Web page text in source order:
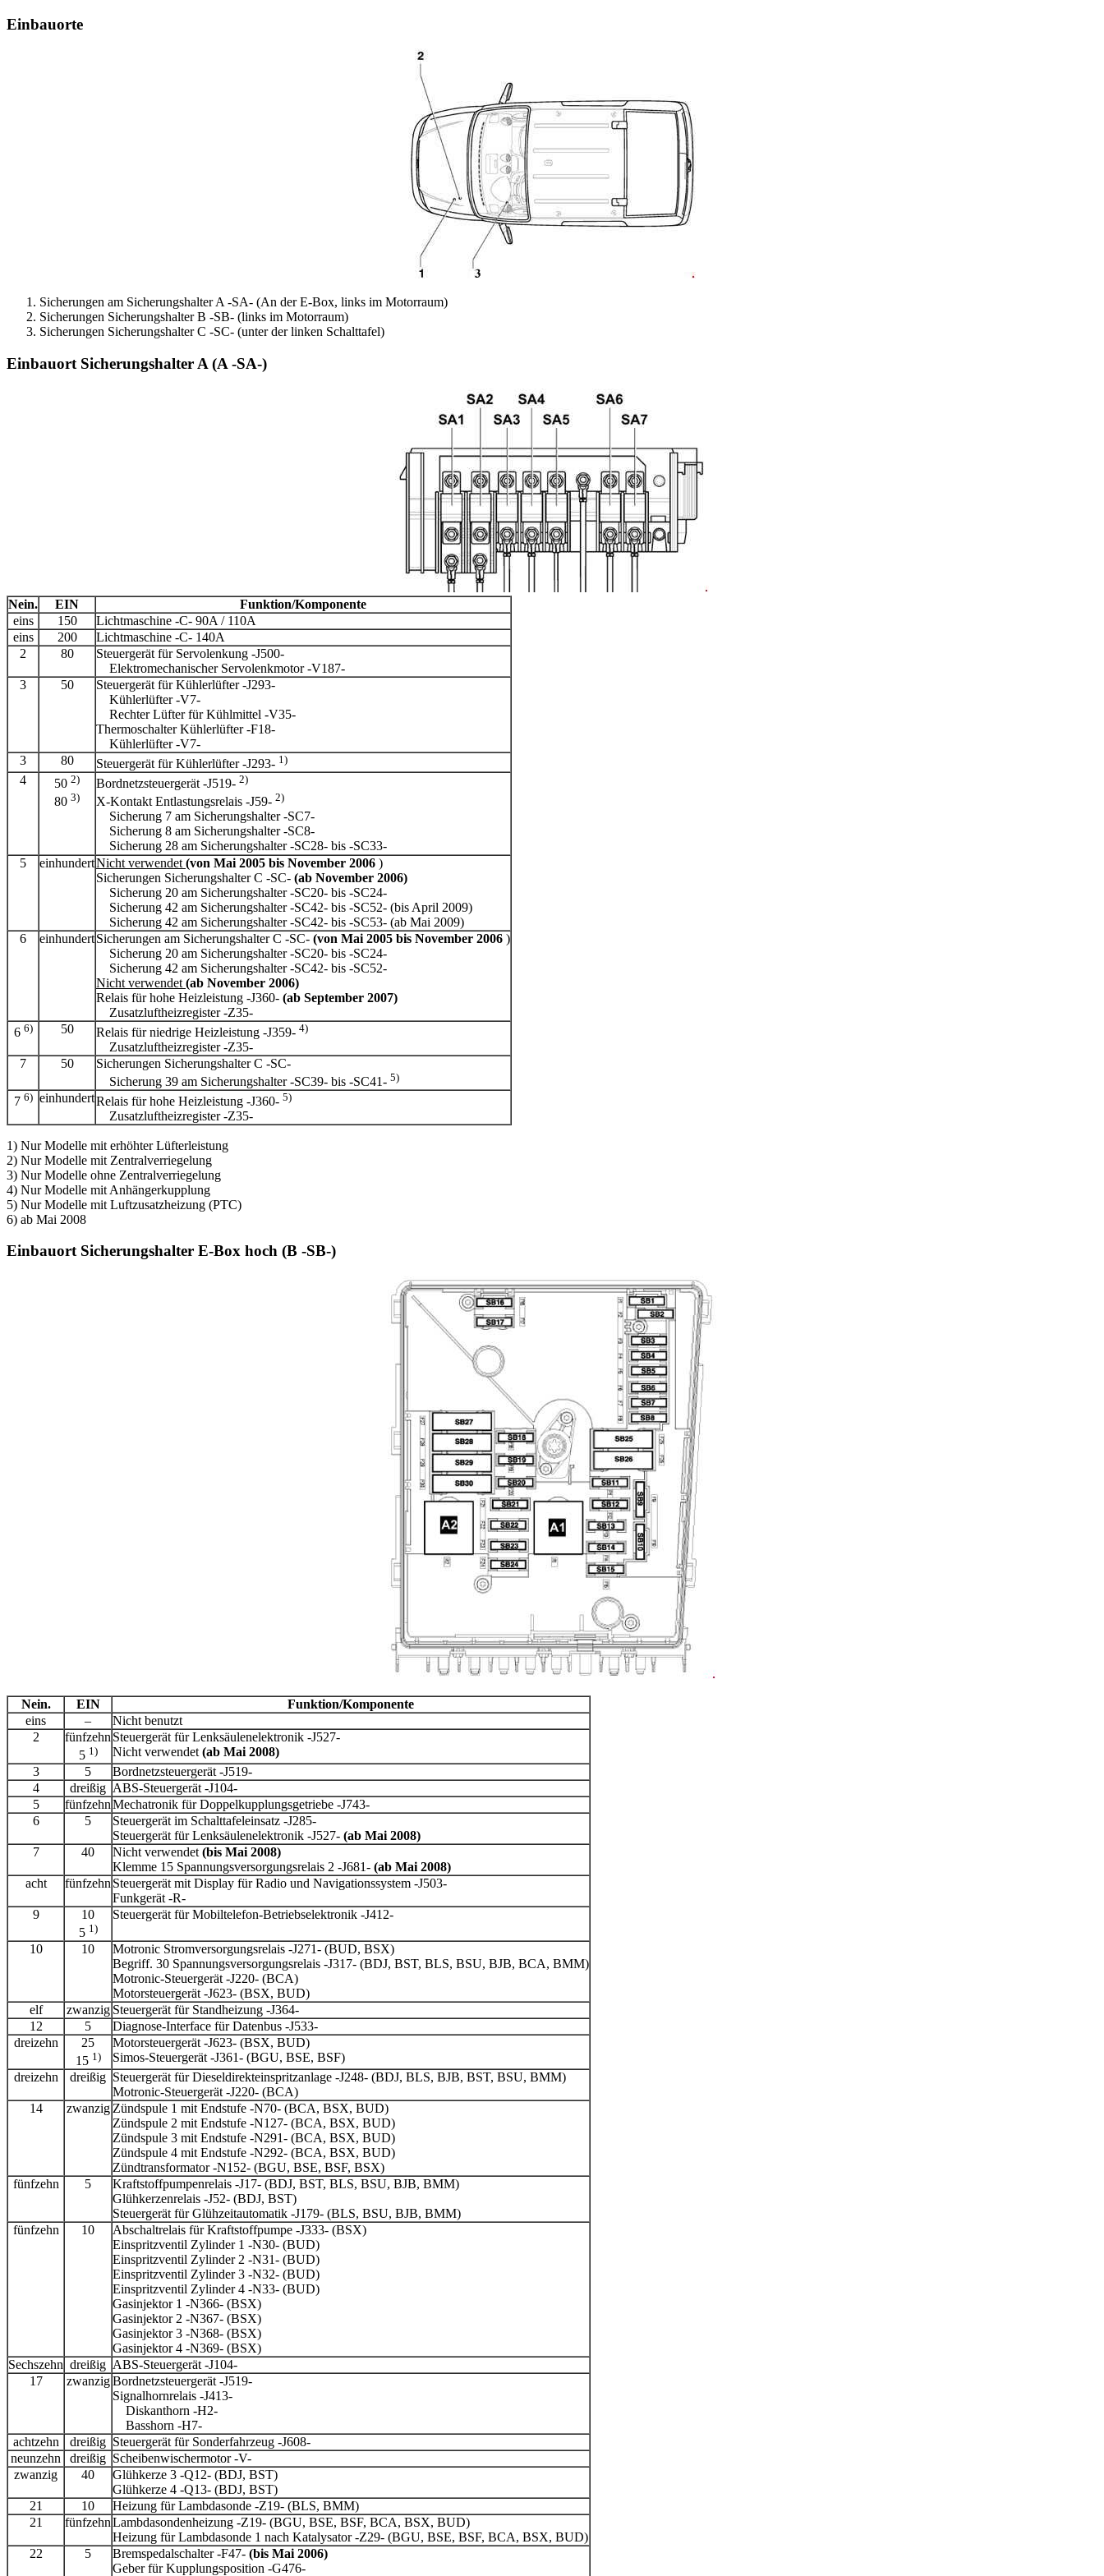
Einbauorte
Sicherungen am Sicherungshalter A -SA- (An der E-Box, links im Motorraum)
Sicherungen Sicherungshalter B -SB- (links im Motorraum)
Sicherungen Sicherungshalter C -SC- (unter der linken Schalttafel)
Einbauort Sicherungshalter A (A -SA-)
Nein. EIN
Funktion/Komponente
eins
150
Lichtmaschine -C- 90A / 110A
eins
200
Lichtmaschine -C- 140A
2
80
Steuergerät für Servolenkung -J500-
Elektromechanischer Servolenkmotor -V187-
3
50
Steuergerät für Kühlerlüfter -J293-
Kühlerlüfter -V7-
Rechter Lüfter für Kühlmittel -V35-
Thermoschalter Kühlerlüfter -F18-
Kühlerlüfter -V7-
3
80 Steuergerät für Kühlerlüfter -J293- 1)
4 50 2)
80 3)
Bordnetzsteuergerät -J519- 2)
X-Kontakt Entlastungsrelais -J59- 2)
Sicherung 7 am Sicherungshalter -SC7-
Sicherung 8 am Sicherungshalter -SC8-
Sicherung 28 am Sicherungshalter -SC28- bis -SC33-
5
einhundertNicht verwendet (von Mai 2005 bis November 2006 )
Sicherungen Sicherungshalter C -SC- (ab November 2006)
Sicherung 20 am Sicherungshalter -SC20- bis -SC24-
Sicherung 42 am Sicherungshalter -SC42- bis -SC52- (bis April 2009)
Sicherung 42 am Sicherungshalter -SC42- bis -SC53- (ab Mai 2009)
6
einhundertSicherungen am Sicherungshalter C -SC- (von Mai 2005 bis November 2006 )
Sicherung 20 am Sicherungshalter -SC20- bis -SC24-
Sicherung 42 am Sicherungshalter -SC42- bis -SC52-
Nicht verwendet (ab November 2006)
Relais für hohe Heizleistung -J360- (ab September 2007)
Zusatzluftheizregister -Z35-
6 6) 50 Relais für niedrige Heizleistung -J359- 4)
Zusatzluftheizregister -Z35-
7
50
Sicherungen Sicherungshalter C -SC-
Sicherung 39 am Sicherungshalter -SC39- bis -SC41- 5)
7 6) einhundertRelais für hohe Heizleistung -J360- 5)
Zusatzluftheizregister -Z35-
1) Nur Modelle mit erhöhter Lüfterleistung
2) Nur Modelle mit Zentralverriegelung
3) Nur Modelle ohne Zentralverriegelung
4) Nur Modelle mit Anhängerkupplung
5) Nur Modelle mit Luftzusatzheizung (PTC)
6) ab Mai 2008
Einbauort Sicherungshalter E-Box hoch (B -SB-)
Nein. EIN
Funktion/Komponente
eins
–
Nicht benutzt
2
fünfzehn
5 1)
Steuergerät für Lenksäulenelektronik -J527-
Nicht verwendet (ab Mai 2008)
3
5
Bordnetzsteuergerät -J519-
4
dreißig ABS-Steuergerät -J104-
5
fünfzehnMechatronik für Doppelkupplungsgetriebe -J743-
6
5
Steuergerät im Schalttafeleinsatz -J285-
Steuergerät für Lenksäulenelektronik -J527- (ab Mai 2008)
7
40 Nicht verwendet (bis Mai 2008)
Klemme 15 Spannungsversorgungsrelais 2 -J681- (ab Mai 2008)
acht
fünfzehn Steuergerät mit Display für Radio und Navigationssystem -J503-
Funkgerät -R-
9
10
5 1)
Steuergerät für Mobiltelefon-Betriebselektronik -J412-
10 10
Motronic Stromversorgungsrelais -J271- (BUD, BSX)
Begriff. 30 Spannungsversorgungsrelais -J317- (BDJ, BST, BLS, BSU, BJB, BCA, BMM)
Motronic-Steuergerät -J220- (BCA)
Motorsteuergerät -J623- (BSX, BUD)
elf
zwanzig Steuergerät für Standheizung -J364-
12
5
Diagnose-Interface für Datenbus -J533-
dreizehn
25
15 1)
Motorsteuergerät -J623- (BSX, BUD)
Simos-Steuergerät -J361- (BGU, BSE, BSF)
dreizehn
dreißig Steuergerät für Dieseldirekteinspritzanlage -J248- (BDJ, BLS, BJB, BST, BSU, BMM)
Motronic-Steuergerät -J220- (BCA)
14
zwanzig Zündspule 1 mit Endstufe -N70- (BCA, BSX, BUD)
Zündspule 2 mit Endstufe -N127- (BCA, BSX, BUD)
Zündspule 3 mit Endstufe -N291- (BCA, BSX, BUD)
Zündspule 4 mit Endstufe -N292- (BCA, BSX, BUD)
Zündtransformator -N152- (BGU, BSE, BSF, BSX)
fünfzehn
5
Kraftstoffpumpenrelais -J17- (BDJ, BST, BLS, BSU, BJB, BMM)
Glühkerzenrelais -J52- (BDJ, BST)
Steuergerät für Glühzeitautomatik -J179- (BLS, BSU, BJB, BMM)
fünfzehn
10
Abschaltrelais für Kraftstoffpumpe -J333- (BSX)
Einspritzventil Zylinder 1 -N30- (BUD)
Einspritzventil Zylinder 2 -N31- (BUD)
Einspritzventil Zylinder 3 -N32- (BUD)
Einspritzventil Zylinder 4 -N33- (BUD)
Gasinjektor 1 -N366- (BSX)
Gasinjektor 2 -N367- (BSX)
Gasinjektor 3 -N368- (BSX)
Gasinjektor 4 -N369- (BSX)
Sechszehn dreißig ABS-Steuergerät -J104-
17
zwanzig Bordnetzsteuergerät -J519-
Signalhornrelais -J413-
Diskanthorn -H2-
Basshorn -H7-
achtzehn
dreißig Steuergerät für Sonderfahrzeug -J608-
neunzehn
dreißig Scheibenwischermotor -V-
zwanzig
40
Glühkerze 3 -Q12- (BDJ, BST)
Glühkerze 4 -Q13- (BDJ, BST)
21
10
Heizung für Lambdasonde -Z19- (BLS, BMM)
21
fünfzehnLambdasondenheizung -Z19- (BGU, BSE, BSF, BCA, BSX, BUD)
Heizung für Lambdasonde 1 nach Katalysator -Z29- (BGU, BSE, BSF, BCA, BSX, BUD)
22
5 Bremspedalschalter -F47- (bis Mai 2006)
Geber für Kupplungsposition -G476-